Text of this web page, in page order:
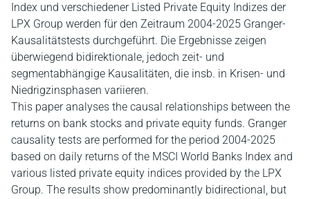
Index und verschiedener Listed Private Equity Indizes der
LPX Group werden für den Zeitraum 2004-2025 Granger-
Kausalitätstests durchgeführt. Die Ergebnisse zeigen
überwiegend bidirektionale, jedoch zeit- und
segmentabhängige Kausalitäten, die insb. in Krisen- und
Niedrigzinsphasen variieren.
This paper analyses the causal relationships between the
returns on bank stocks and private equity funds. Granger
causality tests are performed for the period 2004-2025
based on daily returns of the MSCI World Banks Index and
various listed private equity indices provided by the LPX
Group. The results show predominantly bidirectional, but